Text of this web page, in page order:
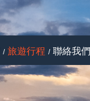
旅遊行程 聯絡我們